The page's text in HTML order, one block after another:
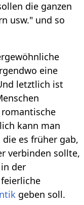
die ganzen
usw." und so
eine
letztlich ist
romantische
kann man
es früher gab,
verbinden sollte,
der
geben soll.